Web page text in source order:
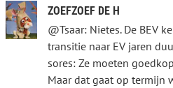
ZOEFZOEF DE H
@Tsaar: Nietes. De BEV
transitie naar EV jaren
sores: Ze moeten
Maar dat gaat op termijn